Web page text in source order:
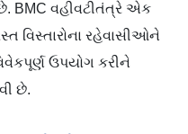
BMC વહીવટીતંત્રે એક
વિસ્તારોના રહેવાસીઓને
ઉપયોગ કરીને
છે.